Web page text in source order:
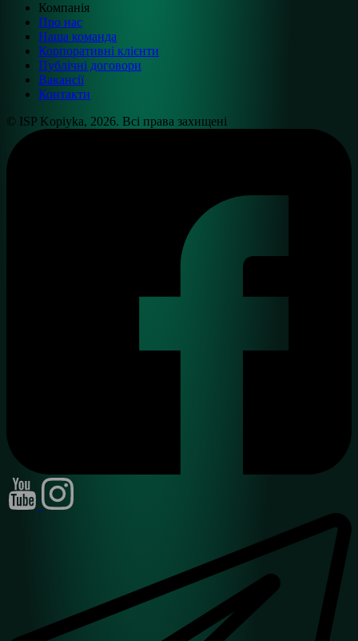
Компанія
Про нас
Наша команда
Корпоративні клієнти
Публічні договори
Вакансії
Контакти
© ISP Kopiyka, 2026. Всі права захищені